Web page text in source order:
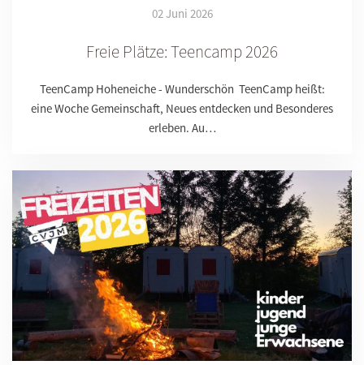
02 Juni 2026
Freie Plätze: Teencamp 2026
TeenCamp Hoheneiche - Wunderschön TeenCamp heißt:
eine Woche Gemeinschaft, Neues entdecken und Besonderes
erleben. Au…